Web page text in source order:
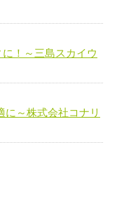
！～三島スカイウ
に～株式会社コナリ